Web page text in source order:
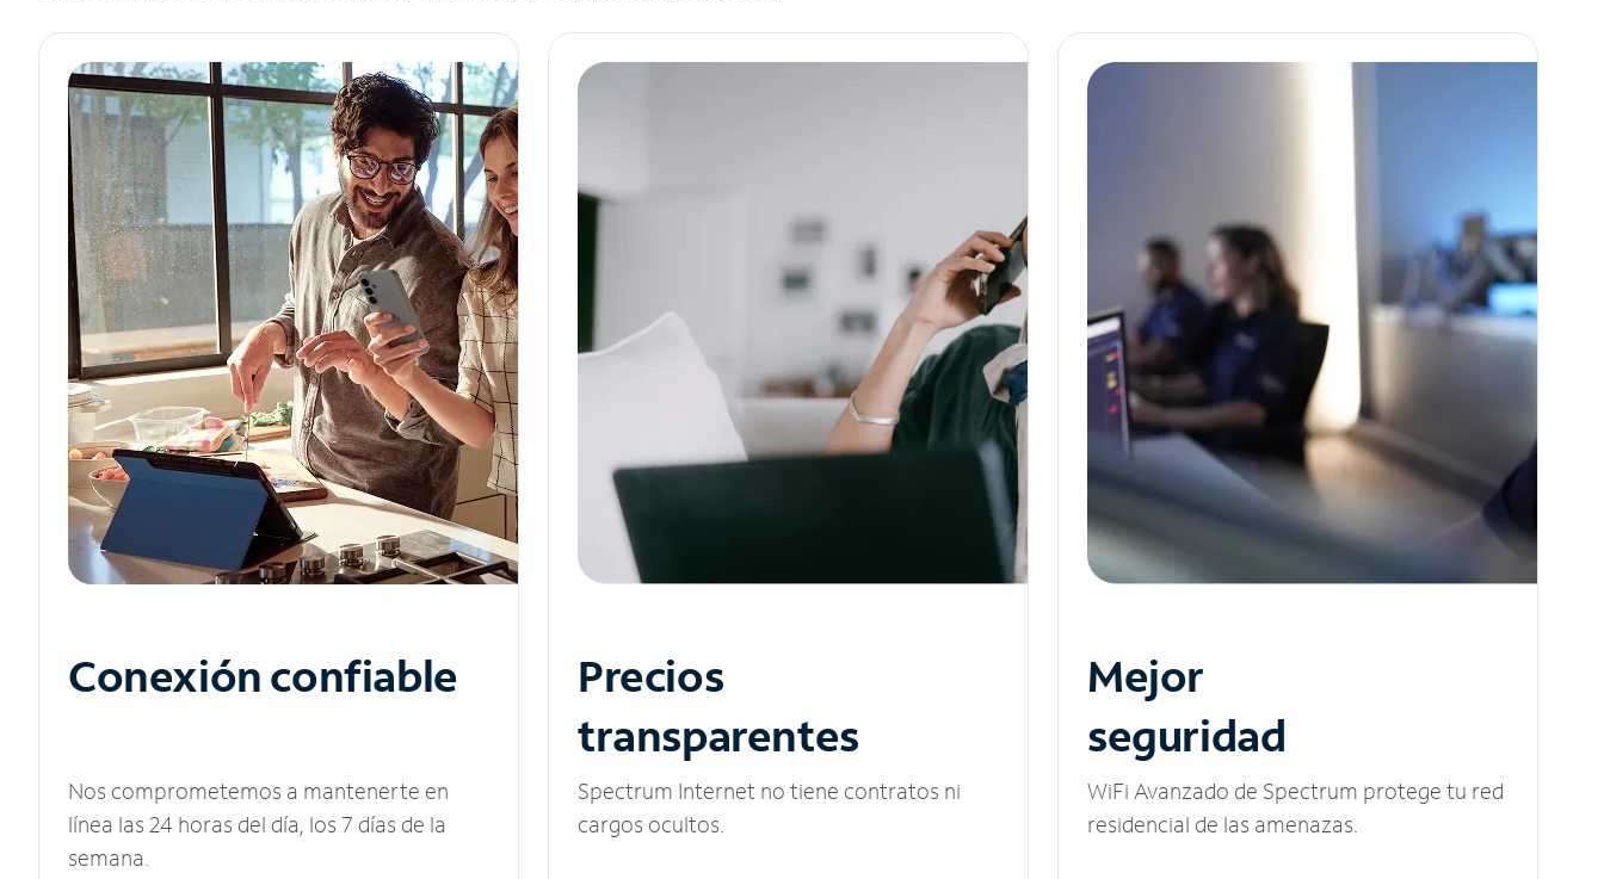
Conexión confiable
Nos comprometemos a mantenerte en
línea las 24 horas del día, los 7 días de la
semana.
Precios
transparentes
Spectrum Internet no tiene contratos ni
cargos ocultos.
Mejor
seguridad
WiFi Avanzado de Spectrum protege tu red
residencial de las amenazas.